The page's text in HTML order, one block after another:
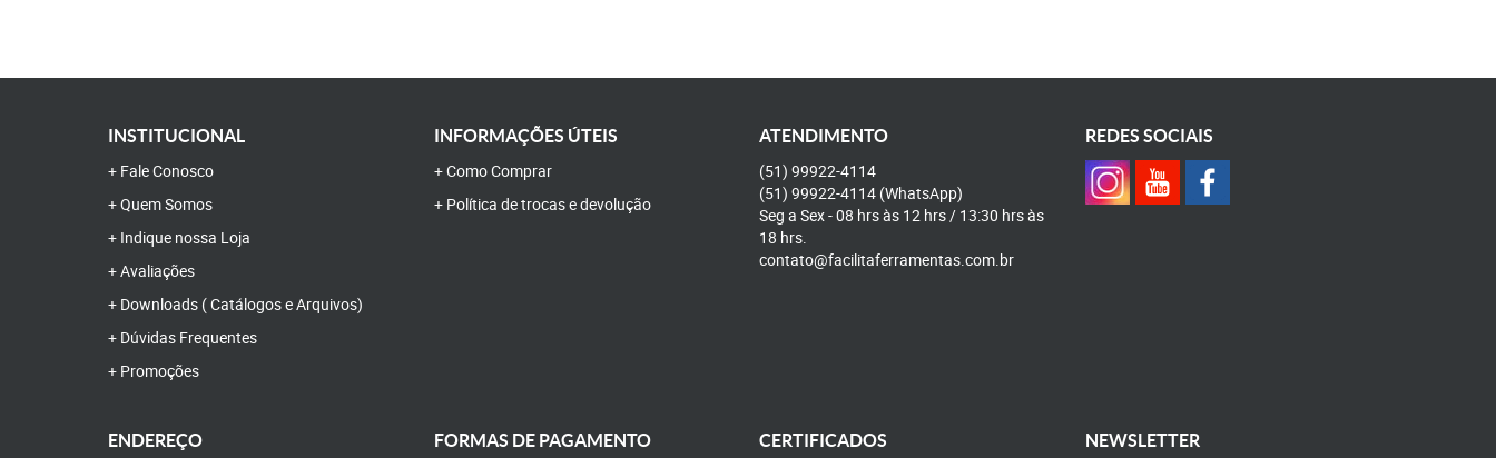
INSTITUCIONAL
Fale Conosco
Quem Somos
Indique nossa Loja
Avaliações
Downloads ( Catálogos e Arquivos)
Dúvidas Frequentes
Promoções
INFORMAÇÕES ÚTEIS
Como Comprar
Política de trocas e devolução
ATENDIMENTO
(51) 99922-4114
(51) 99922-4114 (WhatsApp)
Seg a Sex - 08 hrs às 12 hrs / 13:30 hrs às
18 hrs.
contato@facilitaferramentas.com.br
REDES SOCIAIS
ENDEREÇO FORMAS DE PAGAMENTO CERTIFICADOS NEWSLETTER